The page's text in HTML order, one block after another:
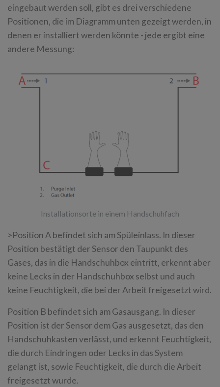
eingebaut werden soll, gibt es drei verschiedene
Positionen, die im Diagramm unten gezeigt werden, in
denen er installiert werden könnte - jede ergibt eine
andere Messung:
Installationsorte in einem Handschuhfach
>Position A befindet sich am Spüleinlass. In dieser
Position bestätigt der Sensor den Taupunkt des
Gases, das in die Handschuhbox eintritt, erkennt aber
keine Lecks in der Handschuhbox selbst und auch
keine Feuchtigkeit, die bei der Arbeit freigesetzt wird.
Position B befindet sich am Gasausgang. In dieser
Position ist der Sensor dem Gas ausgesetzt, das den
Handschuhkasten verlässt, und erkennt Feuchtigkeit,
die durch Eindringen oder Lecks in das System
gelangt ist, sowie Feuchtigkeit, die durch die Arbeit
freigesetzt wurde.